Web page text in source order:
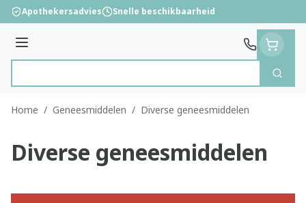
Ga naar de inhoud
Apothekersadvies Snelle beschikbaarheid
Menu
Zoek
Home / Geneesmiddelen / Diverse geneesmiddelen
Diverse geneesmiddelen